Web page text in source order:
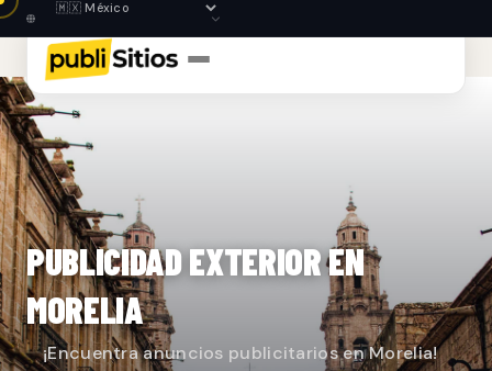
PUBLICIDAD EXTERIOR EN
MORELIA
¡Encuentra anuncios publicitarios en Morelia!